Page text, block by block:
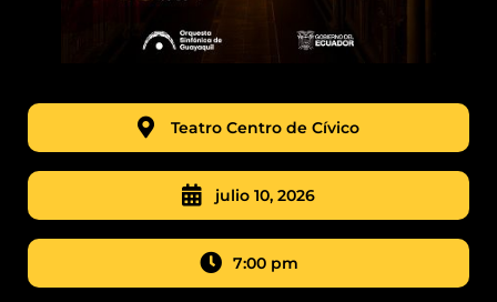
Teatro Centro de Cívico
julio 10, 2026
7:00 pm